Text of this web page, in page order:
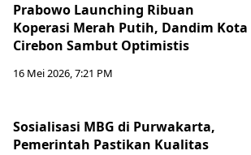
Prabowo Launching Ribuan
Koperasi Merah Putih, Dandim Kota
Cirebon Sambut Optimistis
16 Mei 2026, 7:21 PM
Sosialisasi MBG di Purwakarta,
Pemerintah Pastikan Kualitas